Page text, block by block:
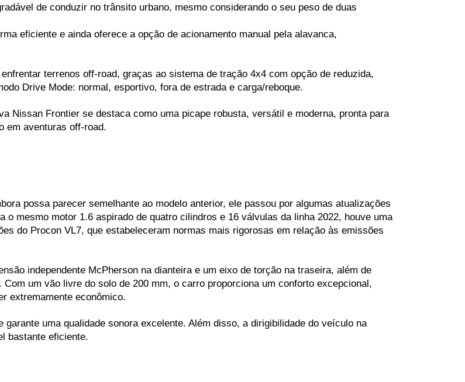
de conduzir no trânsito urbano, mesmo considerando o seu peso de duas
eficiente e ainda oferece a opção de acionamento manual pela alavanca,
terrenos off-road, graças ao sistema de tração 4x4 com opção de reduzida,
Drive Mode: normal, esportivo, fora de estrada e carga/reboque.
Nissan Frontier se destaca como uma picape robusta, versátil e moderna, pronta para
em aventuras off-road.
possa parecer semelhante ao modelo anterior, ele passou por algumas atualizações
o mesmo motor 1.6 aspirado de quatro cilindros e 16 válvulas da linha 2022, houve uma
do Procon VL7, que estabeleceram normas mais rigorosas em relação às emissões
independente McPherson na dianteira e um eixo de torção na traseira, além de
um vão livre do solo de 200 mm, o carro proporciona um conforto excepcional,
extremamente econômico.
uma qualidade sonora excelente. Além disso, a dirigibilidade do veículo na
bastante eficiente.